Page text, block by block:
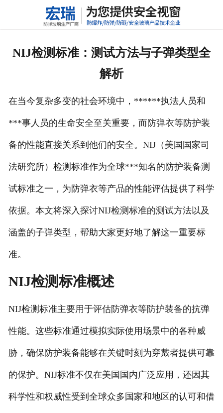
网站首页
联系我们
高铝硅玻璃
NIJ检测标准：测试方法与子弹类型全
解析
在当今复杂多变的社会环境中，******执法人员和
***事人员的生命安全至关重要，而防弹衣等防护装
备的性能直接关系到他们的安全。NIJ（美国国家司
法研究所）检测标准作为全球***知名的防护装备测
试标准之一，为防弹衣等产品的性能评估提供了科学
依据。本文将深入探讨NIJ检测标准的测试方法以及
涵盖的子弹类型，帮助大家更好地了解这一重要标
准。
NIJ检测标准概述
NIJ检测标准主要用于评估防弹衣等防护装备的抗弹
性能。这些标准通过模拟实际使用场景中的各种威
胁，确保防护装备能够在关键时刻为穿戴者提供可靠
的保护。NIJ标准不仅在美国国内广泛应用，还因其
科学性和权威性受到全球众多国家和地区的认可和借